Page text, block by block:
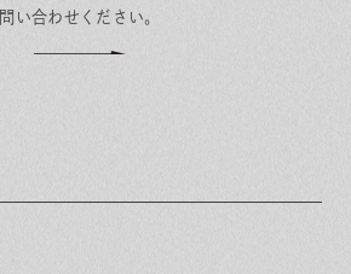
問い合わせください。